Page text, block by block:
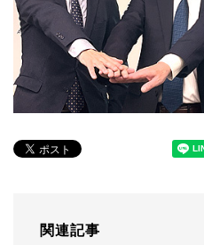
関連記事